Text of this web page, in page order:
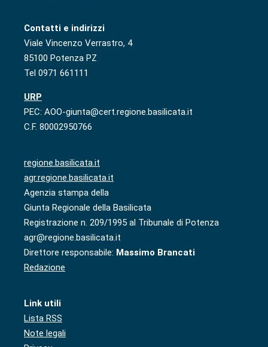
Contatti e indirizzi
Viale Vincenzo Verrastro, 4
85100 Potenza PZ
Tel 0971 661111
URP
PEC: AOO-giunta@cert.regione.basilicata.it
C.F. 80002950766
regione.basilicata.it
agr.regione.basilicata.it
Agenzia stampa della
Giunta Regionale della Basilicata
Registrazione n. 209/1995 al Tribunale di Potenza
agr@regione.basilicata.it
Direttore responsabile: Massimo Brancati
Redazione
Link utili
Lista RSS
Note legali